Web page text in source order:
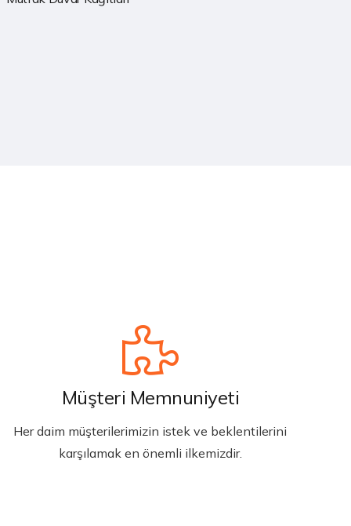
Müşteri Memnuniyeti
Her daim müşterilerimizin istek ve beklentilerini
karşılamak en önemli ilkemizdir.